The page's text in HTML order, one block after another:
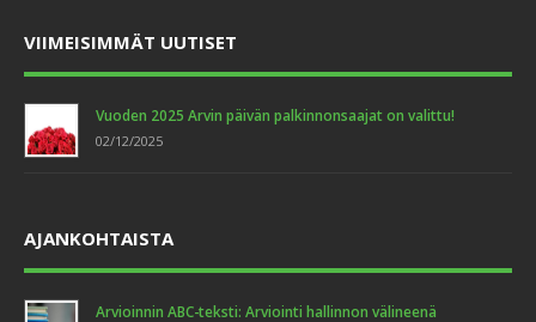
VIIMEISIMMÄT UUTISET
Vuoden 2025 Arvin päivän palkinnonsaajat on valittu!
02/12/2025
AJANKOHTAISTA
Arvioinnin ABC-teksti: Arviointi hallinnon välineenä